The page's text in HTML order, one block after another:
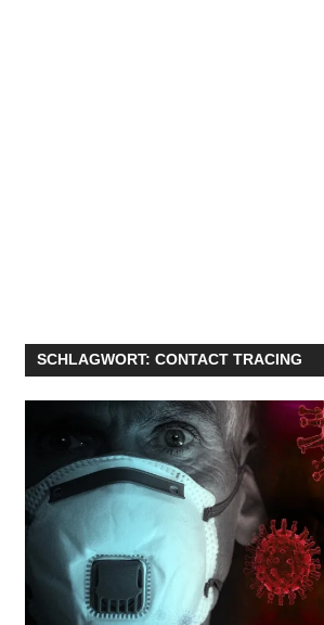
SCHLAGWORT: CONTACT TRACING